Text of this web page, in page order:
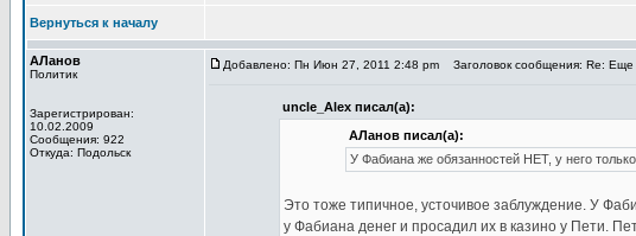
Вернуться к началу
АЛанов
Политик
Зарегистрирован:
10.02.2009
Сообщения: 922
Откуда: Подольск
Добавлено: Пн Июн 27, 2011 2:48 pm Заголовок сообщения: Re: Еще
uncle_Alex писал(а):
АЛанов писал(а):
У Фабиана же обязанностей НЕТ, у него только
Это тоже типичное, усточивое заблуждение. У
у Фабиана денег и просадил их в казино у Пети.